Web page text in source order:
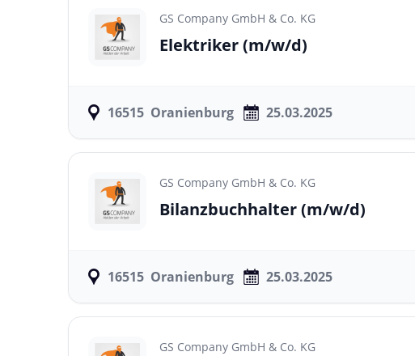
GS Company GmbH & Co. KG
Elektriker(m/w/d)
16515 Oranienburg 25.03.2025
GS Company GmbH & Co. KG
Bilanzbuchhalter(m/w/d)
16515 Oranienburg 25.03.2025
GS Company GmbH & Co. KG